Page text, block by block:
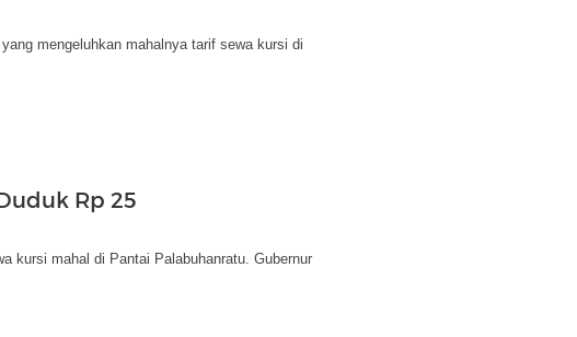
mengeluhkan mahalnya tarif sewa kursi di
Rp 25
kursi mahal di Pantai Palabuhanratu. Gubernur